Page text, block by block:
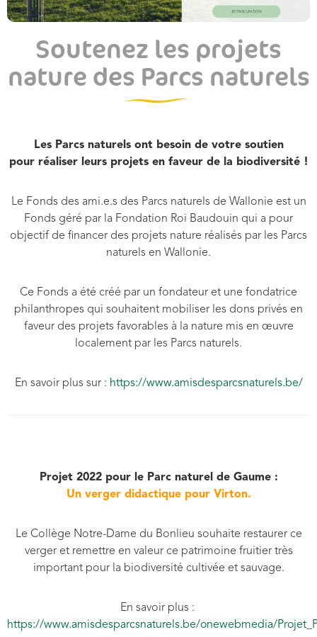
Soutenez les projets
nature des Parcs naturels
Les Parcs naturels ont besoin de votre soutien
pour réaliser leurs projets en faveur de la biodiversité !
Le Fonds des ami.e.s des Parcs naturels de Wallonie est un
Fonds géré par la Fondation Roi Baudouin qui a pour
objectif de financer des projets nature réalisés par les Parcs
naturels en Wallonie.
Ce Fonds a été créé par un fondateur et une fondatrice
philanthropes qui souhaitent mobiliser les dons privés en
faveur des projets favorables à la nature mis en œuvre
localement par les Parcs naturels.
En savoir plus sur : https://www.amisdesparcsnaturels.be/
Projet 2022 pour le Parc naturel de Gaume :
Un verger didactique pour Virton.
Le Collège Notre-Dame du Bonlieu souhaite restaurer ce
verger et remettre en valeur ce patrimoine fruitier très
important pour la biodiversité cultivée et sauvage.
En savoir plus :
https://www.amisdesparcsnaturels.be/onewebmedia/